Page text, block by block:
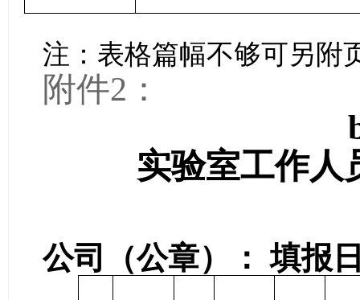
注：表格篇幅不够可另附
附件2 ：
实验室工作人
公司（公章）： 填报